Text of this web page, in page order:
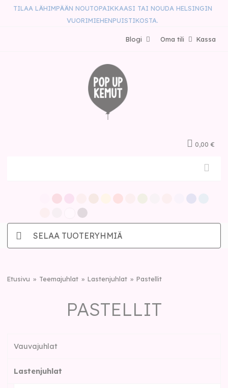
TILAA LÄHIMPÄÄN NOUTOPAIKKAASI TAI NOUDA HELSINGIN
VUORIMIEHENPUISTIKOSTA.
Kassa
Oma tili
Blogi
0,00 €
SELAA TUOTERYHMIÄ
Etusivu Teemajuhlat Lastenjuhlat Pastellit
PASTELLIT
Vauvajuhlat
Lastenjuhlat